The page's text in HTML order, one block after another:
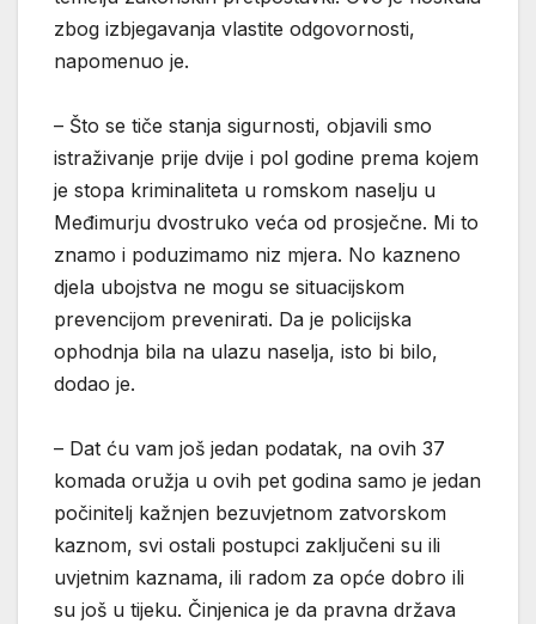
zbog izbjegavanja vlastite odgovornosti,
napomenuo je.
– Što se tiče stanja sigurnosti, objavili smo
istraživanje prije dvije i pol godine prema kojem
je stopa kriminaliteta u romskom naselju u
Međimurju dvostruko veća od prosječne. Mi to
znamo i poduzimamo niz mjera. No kazneno
djela ubojstva ne mogu se situacijskom
prevencijom prevenirati. Da je policijska
ophodnja bila na ulazu naselja, isto bi bilo,
dodao je.
– Dat ću vam još jedan podatak, na ovih 37
komada oružja u ovih pet godina samo je jedan
počinitelj kažnjen bezuvjetnom zatvorskom
kaznom, svi ostali postupci zaključeni su ili
uvjetnim kaznama, ili radom za opće dobro ili
su još u tijeku. Činjenica je da pravna država